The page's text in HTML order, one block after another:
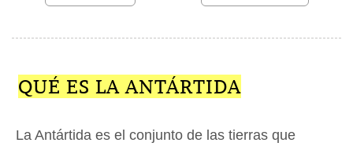
QUÉ ES LA ANTÁRTIDA
La Antártida es el conjunto de las tierras que